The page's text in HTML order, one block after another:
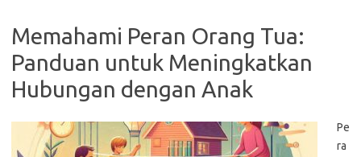
Memahami Peran Orang Tua:
Panduan untuk Meningkatkan
Hubungan dengan Anak
Pe
ra